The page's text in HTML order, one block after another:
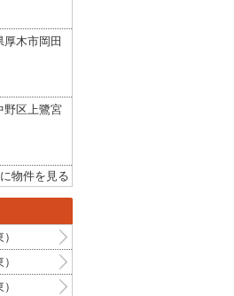
木市岡田
野区上鷺宮
物件を見る